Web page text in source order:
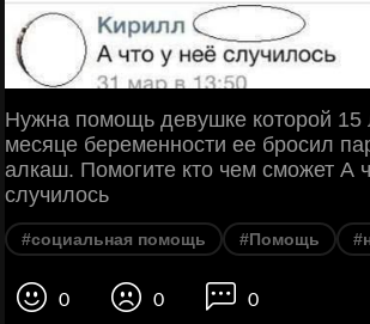
Нужна помощь девушке которой 15
месяце беременности ее бросил
алкаш. Помогите кто чем сможет А
случилось
#социальная помощь #Помощь
0 0 0